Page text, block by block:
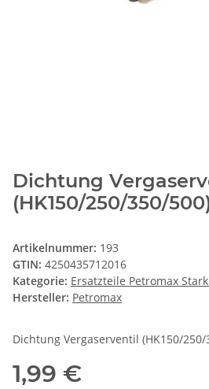
Dichtung
(HK150/250/350/
Artikelnummer: 193
GTIN: 4250435712016
Kategorie: Ersatzteile Petromax
Hersteller: Petromax
Dichtung Vergaserventil (HK150/250/
1,99 €